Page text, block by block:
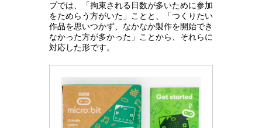
プでは、「拘束される日数が多いために参加
をためらう方がいた」ことと、「つくりたい
作品を思いつかず、なかなか製作を開始でき
なかった方が多かった」ことから、それらに
対応した形です。